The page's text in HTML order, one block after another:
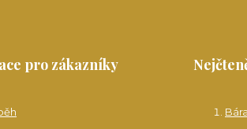
pro zákazníky